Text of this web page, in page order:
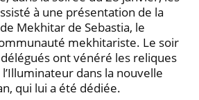
à une présentation de la
Mekhitar de Sebastia, le
mekhitariste. Le soir
ont vénéré les reliques
dans la nouvelle
qui lui a été dédiée.